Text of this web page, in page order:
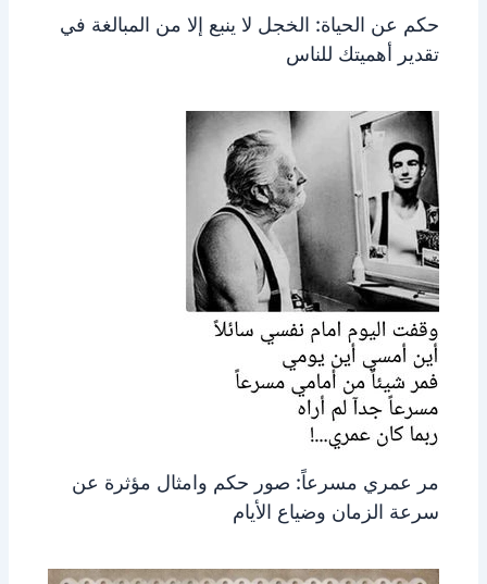
حكم عن الحياة: الخجل لا ينبع إلا من المبالغة في
تقدير أهميتك للناس
مر عمري مسرعاً: صور حكم وامثال مؤثرة عن
سرعة الزمان وضياع الأيام